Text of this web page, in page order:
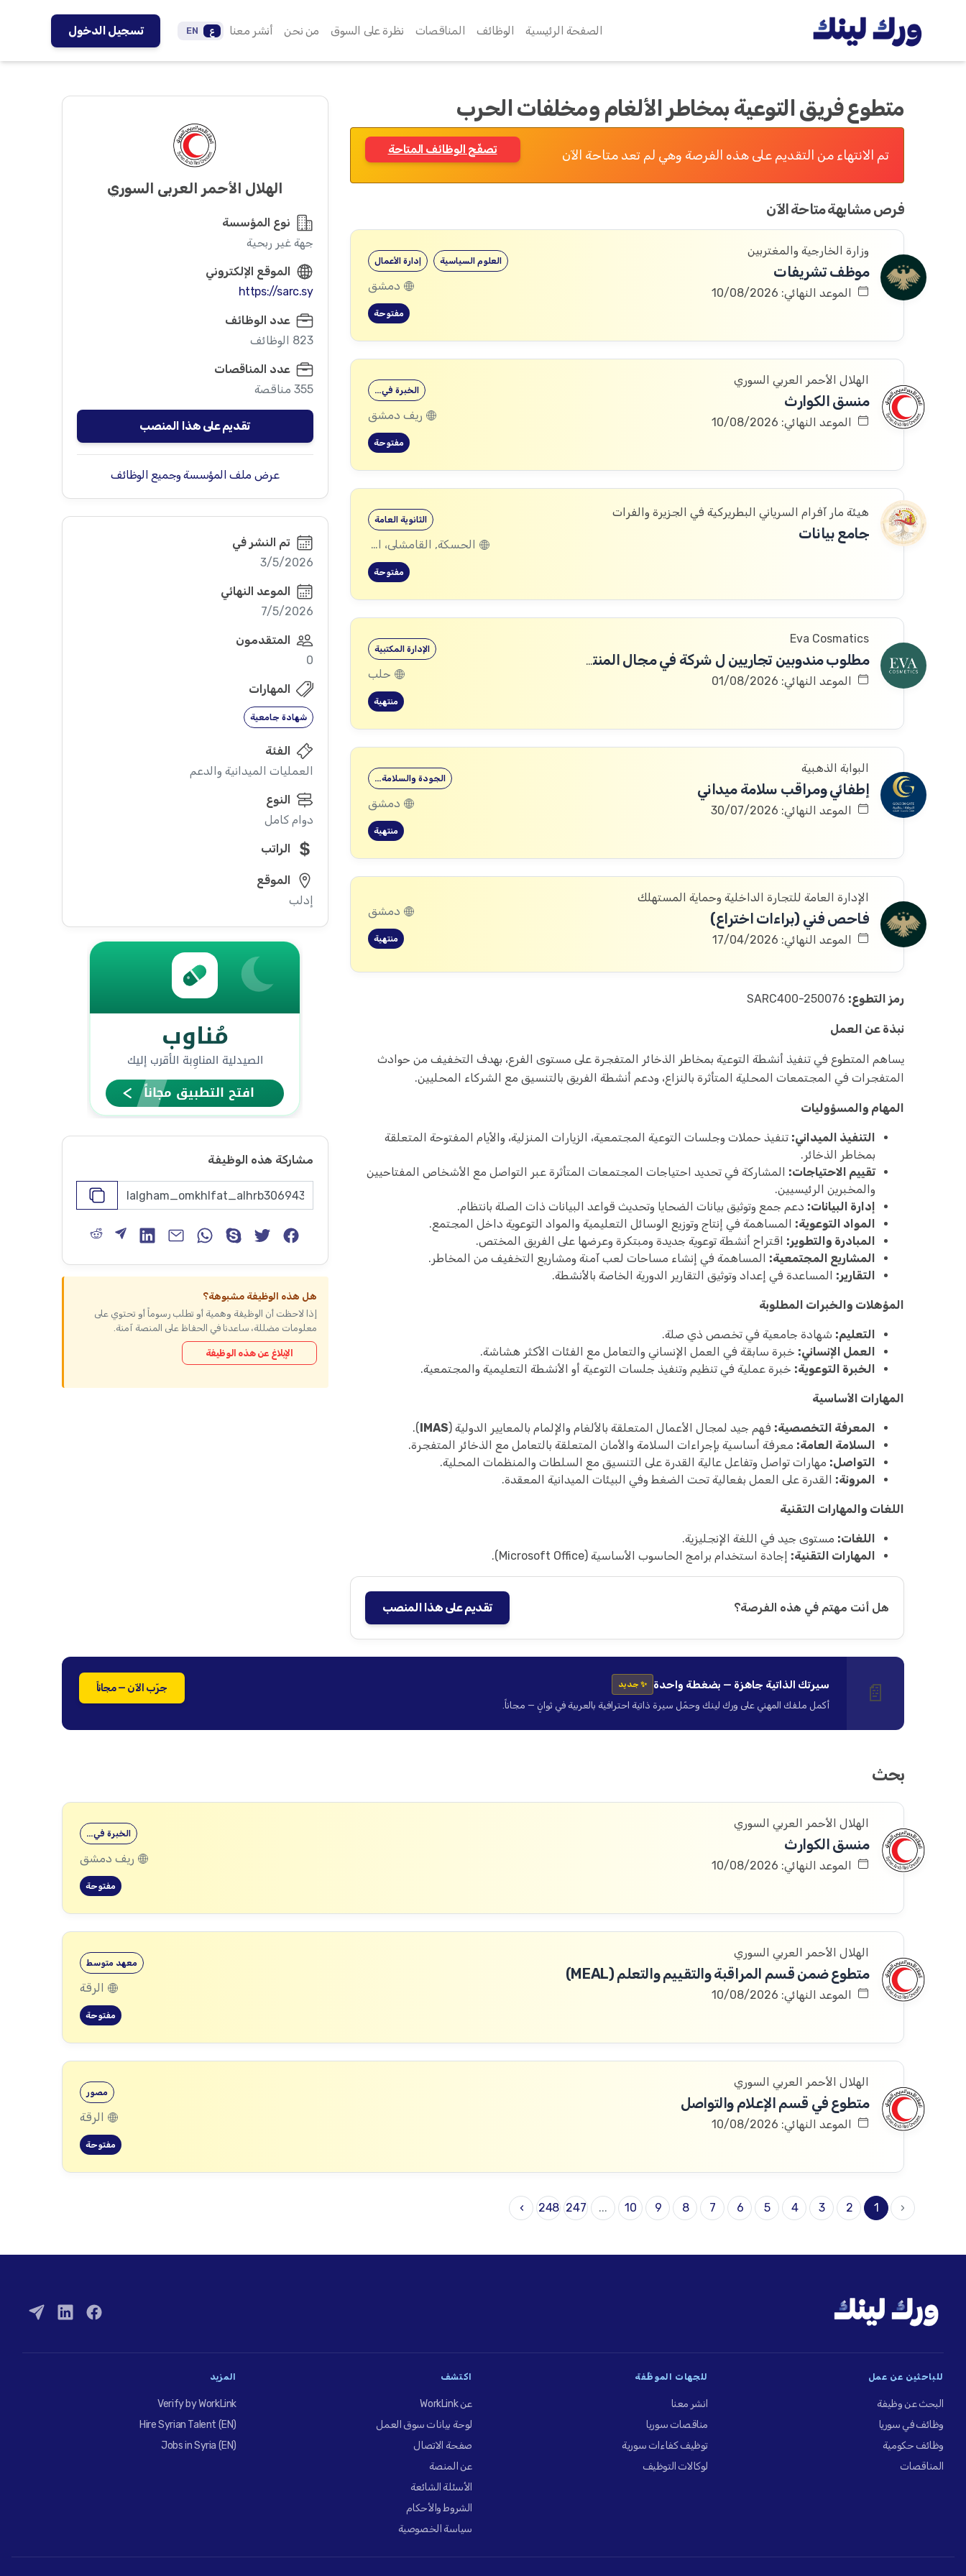
الصفحة الرئيسية الوظائف المناقصات نظرة على السوق من نحن أنشر معنا ع EN تسجيل الدخول
متطوع فريق التوعية بمخاطر الألغام ومخلفات الحرب
تم الانتهاء من التقديم على هذه الفرصة وهي لم تعد متاحة الآن تصفّح الوظائف المتاحة
فرص مشابهة متاحة الآن
وزارة الخارجية والمغتربين
موظف تشريفات
الموعد النهائي: 10/08/2026
إدارة الأعمال العلوم السياسية
دمشق
مفتوحة
الهلال الأحمر العربي السوري
منسق الكوارث
الموعد النهائي: 10/08/2026
الخبرة في…
ريف دمشق
مفتوحة
هيئة مار آفرام السرياني البطريركية في الجزيرة والفرات
جامع بيانات
الثانوية العامة
الحسكة, القامشلى، الحسكة, الكرامة، الرقة, اليعربية، المالكية، الحسكة, العريشة، الحسكة, الشدادي، الحسكة
مفتوحة
Eva Cosmatics
مطلوب مندوبين تجاريين ل شركة في مجال المنتجات الطبية التجميلية
الموعد النهائي: 01/08/2026
الإدارة المكتبية
حلب
منتهية
البوابة الذهبية
إطفائي ومراقب سلامة ميداني
الموعد النهائي: 30/07/2026
الجودة والسلامة…
دمشق
منتهية
الإدارة العامة للتجارة الداخلية وحماية المستهلك
فاحص فني (براءات اختراع)
الموعد النهائي: 17/04/2026
دمشق
منتهية
رمز التطوع:
نبذة عن العمل
يساهم المتطوع في تنفيذ أنشطة التوعية بمخاطر الذخائر المتفجرة على مستوى الفرع، بهدف التخفيف من حوادث
المتفجرات في المجتمعات المحلية المتأثرة بالنزاع، ودعم أنشطة الفريق بالتنسيق مع الشركاء المحليين.
المهام والمسؤوليات
التنفيذ الميداني: تنفيذ حملات وجلسات التوعية المجتمعية، الزيارات المنزلية، والأيام المفتوحة المتعلقة
بمخاطر الذخائر.
تقييم الاحتياجات: المشاركة في تحديد احتياجات المجتمعات المتأثرة عبر التواصل مع الأشخاص المفتاحيين
والمخبرين الرئيسيين.
إدارة البيانات: دعم جمع وتوثيق بيانات الضحايا وتحديث قواعد البيانات ذات الصلة بانتظام.
المواد التوعوية: المساهمة في إنتاج وتوزيع الوسائل التعليمية والمواد التوعوية داخل المجتمع.
المبادرة والتطوير: اقتراح أنشطة توعوية جديدة ومبتكرة وعرضها على الفريق المختص.
المشاريع المجتمعية: المساهمة في إنشاء مساحات لعب آمنة ومشاريع التخفيف من المخاطر.
التقارير: المساعدة في إعداد وتوثيق التقارير الدورية الخاصة بالأنشطة.
المؤهلات والخبرات المطلوبة
التعليم: شهادة جامعية في تخصص ذي صلة.
العمل الإنساني: خبرة سابقة في العمل الإنساني والتعامل مع الفئات الأكثر هشاشة.
الخبرة التوعوية: خبرة عملية في تنظيم وتنفيذ جلسات التوعية أو الأنشطة التعليمية والمجتمعية.
المهارات الأساسية
المعرفة التخصصية: فهم جيد لمجال الأعمال المتعلقة بالألغام والإلمام بالمعايير الدولية (IMAS
).
السلامة العامة: معرفة أساسية بإجراءات السلامة والأمان المتعلقة بالتعامل مع الذخائر المتفجرة.
التواصل: مهارات تواصل وتفاعل عالية القدرة على التنسيق مع السلطات والمنظمات المحلية.
المرونة: القدرة على العمل بفعالية تحت الضغط وفي البيئات الميدانية المعقدة.
اللغات والمهارات التقنية
اللغات: مستوى جيد في اللغة الإنجليزية.
المهارات التقنية: إجادة استخدام برامج الحاسوب الأساسية (Microsoft Office).
هل أنت مهتم في هذه الفرصة؟ تقديم على هذا المنصب
الهلال الأحمر العربي السوري
نوع المؤسسة
جهة غير ربحية
الموقع الإلكتروني
https://sarc.sy
عدد الوظائف
823 الوظائف
عدد المناقصات
355 مناقصة
تقديم على هذا المنصب
عرض ملف المؤسسة وجميع الوظائف
تم النشر في
3/5/2026
الموعد النهائي
7/5/2026
المتقدمون
0
المهارات
شهادة جامعية
الفئة
العمليات الميدانية والدعم
النوع
دوام كامل
الراتب
الموقع
إدلب
مشاركة هذه الوظيفة
هل هذه الوظيفة مشبوهة؟
إذا لاحظت أن الوظيفة وهمية أو تطلب رسوماً أو تحتوي على
معلومات مضللة، ساعدنا في الحفاظ على المنصة آمنة.
الإبلاغ عن هذه الوظيفة
📄 سيرتك الذاتية جاهزة — بضغطة واحدة ✨ جديد
أكمل ملفك المهني على ورك لينك وحمّل سيرة ذاتية احترافية بالعربية في ثوانٍ — مجاناً.
جرّب الآن — مجاناً
بحث
الهلال الأحمر العربي السوري
منسق الكوارث
الموعد النهائي: 10/08/2026
الخبرة في…
ريف دمشق
مفتوحة
الهلال الأحمر العربي السوري
متطوع ضمن قسم المراقبة والتقييم والتعلم (MEAL)
الموعد النهائي: 10/08/2026
معهد متوسط
الرقة
مفتوحة
الهلال الأحمر العربي السوري
متطوع في قسم الإعلام والتواصل
الموعد النهائي: 10/08/2026
مصور
الرقة
مفتوحة
‹
1
2
3
4
5
6
7
8
9
10
...
247
248
›
للباحثين عن عمل
البحث عن وظيفة
وظائف في سوريا
وظائف حكومية
المناقصات
للجهات الموظِّفة
انشر معنا
مناقصات سوريا
توظيف كفاءات سورية
لوكالات التوظيف
اكتشف
عن WorkLink
لوحة بيانات سوق العمل
صفحة الاتصال
عن المنصة
الأسئلة الشائعة
الشروط والأحكام
سياسة الخصوصية
المزيد
Verify by WorkLink
Hire Syrian Talent (EN)
Jobs in Syria (EN)